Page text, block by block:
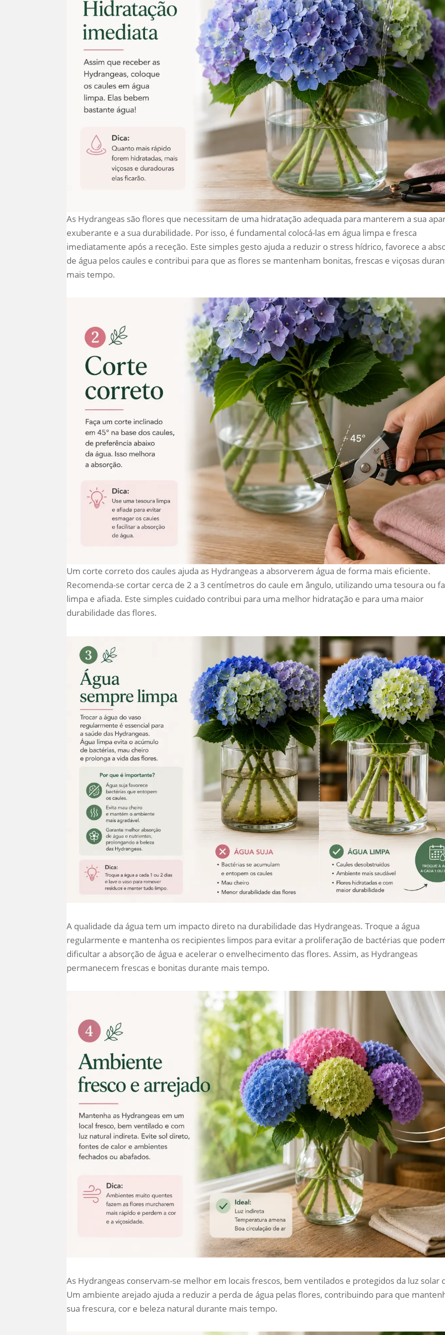
As Hydrangeas são flores que necessitam de uma hidratação adequada para manterem a sua
exuberante e a sua durabilidade. Por isso, é fundamental colocá-las em água limpa e fresca
imediatamente após a receção. Este simples gesto ajuda a reduzir o stress hídrico, favorece a
de água pelos caules e contribui para que as flores se mantenham bonitas, frescas e viçosas
mais tempo.
Um corte correto dos caules ajuda as Hydrangeas a absorverem água de forma mais eficiente.
Recomenda-se cortar cerca de 2 a 3 centímetros do caule em ângulo, utilizando uma tesoura ou
limpa e afiada. Este simples cuidado contribui para uma melhor hidratação e para uma maior
durabilidade das flores.
A qualidade da água tem um impacto direto na durabilidade das Hydrangeas. Troque a água
regularmente e mantenha os recipientes limpos para evitar a proliferação de bactérias que
dificultar a absorção de água e acelerar o envelhecimento das flores. Assim, as Hydrangeas
permanecem frescas e bonitas durante mais tempo.
As Hydrangeas conservam-se melhor em locais frescos, bem ventilados e protegidos da luz solar
Um ambiente arejado ajuda a reduzir a perda de água pelas flores, contribuindo para que
sua frescura, cor e beleza natural durante mais tempo.